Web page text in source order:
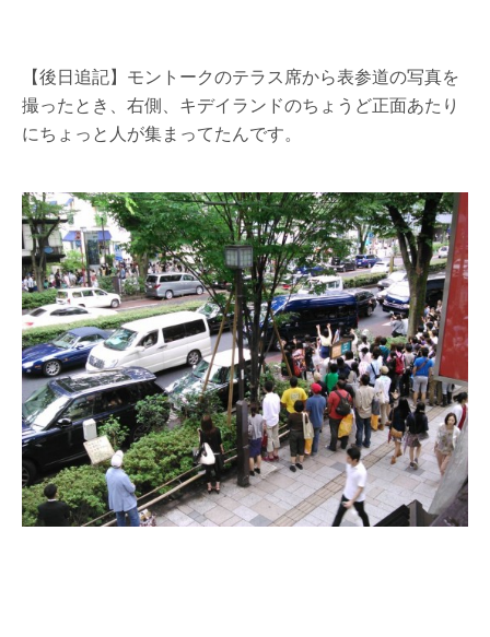
【後日追記】モントークのテラス席から表参道の写真を
撮ったとき、右側、キデイランドのちょうど正面あたり
にちょっと人が集まってたんです。